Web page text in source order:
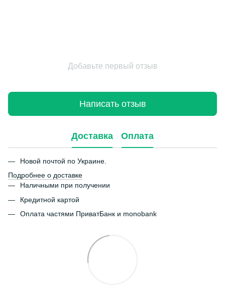
Добавьте первый отзыв
Написать отзыв
Доставка Оплата
Новой почтой по Украине.
Подробнее о доставке
Наличными при получении
Кредитной картой
Оплата частями ПриватБанк и monobank